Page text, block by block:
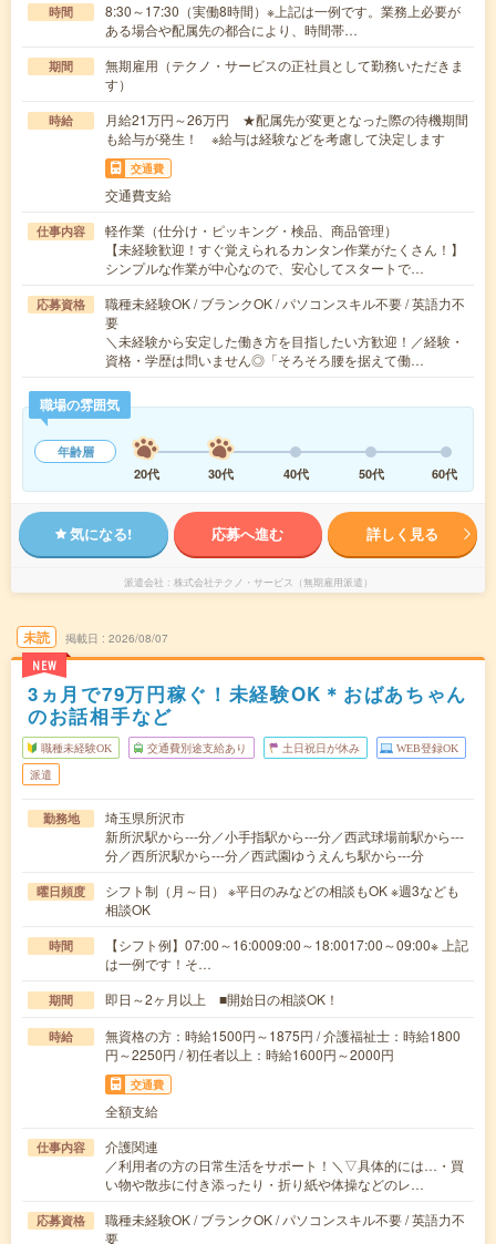
時間
8:30～17:30（実働8時間）※上記は一例です。業務上必要が
ある場合や配属先の都合により、時間帯…
期間
無期雇用（テクノ・サービスの正社員として勤務いただきま
す）
時給
月給21万円～26万円 ★配属先が変更となった際の待機期間
も給与が発生！ ※給与は経験などを考慮して決定します
交通費
交通費支給
仕事内容
軽作業（仕分け・ピッキング・検品、商品管理）
【未経験歓迎！すぐ覚えられるカンタン作業がたくさん！】
シンプルな作業が中心なので、安心してスタートで…
応募資格
職種未経験OK / ブランクOK / パソコンスキル不要 / 英語力不
要
＼未経験から安定した働き方を目指したい方歓迎！／経験・
資格・学歴は問いません◎「そろそろ腰を据えて働…
職場の雰囲気
年齢層
20代
30代 40代 50代 60代
気になる! 応募へ進む 詳しく見る
派遣会社 株式会社テクノ・サービス（無期雇用派遣）
未読
NEW
掲載日 2026/08/07
3ヵ月で79万円稼ぐ！未経験OK＊おばあちゃん
のお話相手など
職種未経験OK 交通費別途支給あり 土日祝日が休み WEB登録OK
派遣
勤務地
埼玉県所沢市
新所沢駅から---分／小手指駅から---分／西武球場前駅から---
分／西所沢駅から---分／西武園ゆうえんち駅から---分
曜日頻度
シフト制（月～日） ※平日のみなどの相談もOK ※週3なども
相談OK
時間
【シフト例】07:00～16:0009:00～18:0017:00～09:00※ 上記
は一例です！そ…
期間 即日～2ヶ月以上 ■開始日の相談OK！
時給
無資格の方：時給1500円～1875円 / 介護福祉士：時給1800
円～2250円 / 初任者以上：時給1600円～2000円
交通費
全額支給
仕事内容
介護関連
／利用者の方の日常生活をサポート！＼▽具体的には…・買
い物や散歩に付き添ったり・折り紙や体操などのレ…
応募資格
職種未経験OK / ブランクOK / パソコンスキル不要 / 英語力不
要